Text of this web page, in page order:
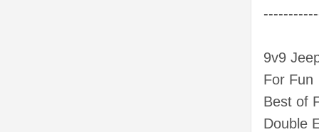
9v9
For Fun
Best of
Double